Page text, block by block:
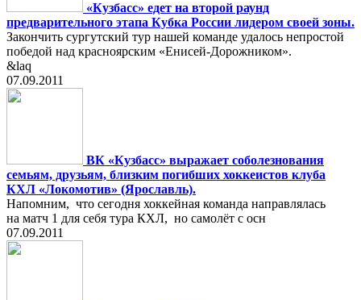
«Кузбасс» едет на второй раунд
предварительного этапа Кубка России лидером своей зоны.
Закончить сургутский тур нашей команде удалось непростой
победой над красноярским «Енисей-Дорожником».
&laq
07.09.2011
ВК «Кузбасс» выражает соболезнования
семьям, друзьям, близким погибших хоккеистов клуба
КХЛ «Локомотив» (Ярославль).
Напомним, что сегодня хоккейная команда направлялась
на матч 1 для себя тура КХЛ, но самолёт с осн
07.09.2011